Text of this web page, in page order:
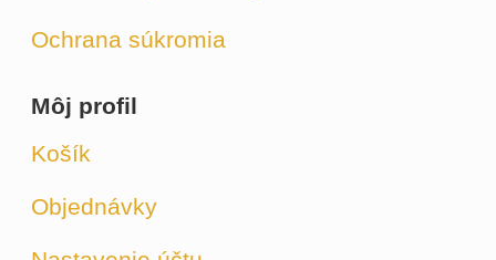
Ochrana súkromia
Môj profil
Košík
Objednávky